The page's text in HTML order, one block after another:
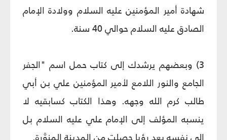
شهادة أمير المؤمنين عليه السلام وولادة الإمام
الصادق عليه السلام حوالي 40 سنة.
3) وبعضهم يرشدك إلى كتاب حمل اسم "الجفر
الجامع والنور اللامع لأمير المؤمنين علي بن أبي
طالب كرم الله وجهه. وهذا الكتاب كسابقيه لا
ينسبه المؤلف إلى الإمام علي عليه السلام بل